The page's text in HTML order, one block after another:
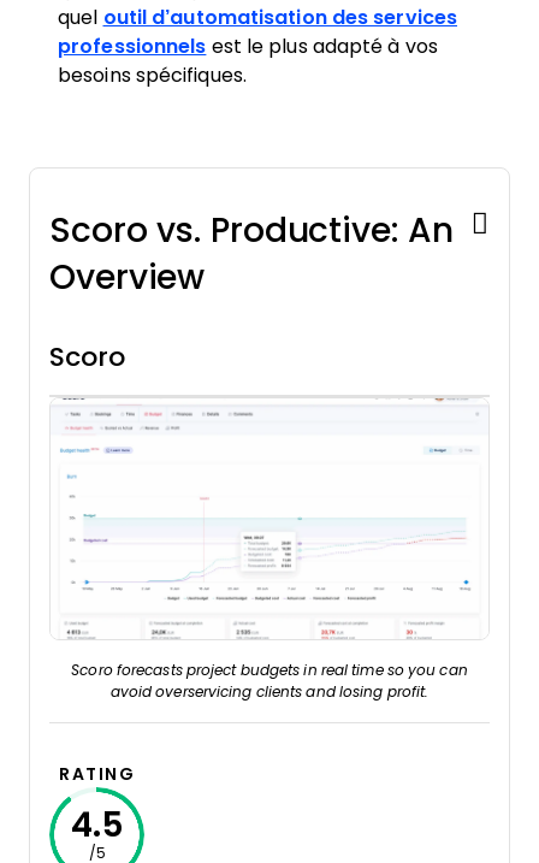
quel outil d’automatisation des services
professionnels est le plus adapté à vos
besoins spécifiques.
Scoro vs. Productive: An
Overview
Scoro
Scoro forecasts project budgets in real time so you can
avoid overservicing clients and losing profit.
RATING
4.5
/5